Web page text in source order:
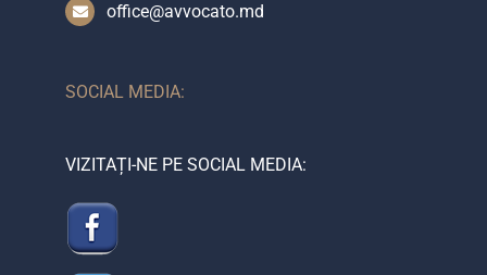
office@avvocato.md
SOCIAL MEDIA:
VIZITAȚI-NE PE SOCIAL MEDIA: